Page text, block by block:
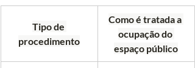
Tipo de
procedimento
Como é tratada a
ocupação do
espaço público